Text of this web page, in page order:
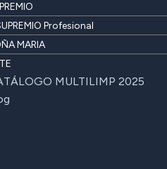
Profesional
MARIA
MULTILIMP 2025